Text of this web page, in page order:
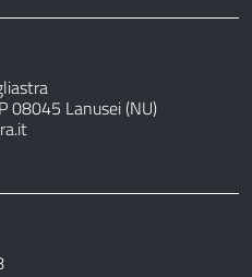
08045 Lanusei (NU)